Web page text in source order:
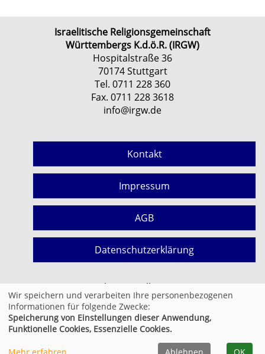
Israelitische Religionsgemeinschaft
Württembergs K.d.ö.R. (IRGW)
Hospitalstraße 36
70174 Stuttgart
Tel. 0711 228 360
Fax. 0711 228 3618
info@irgw.de
Kontakt
Impressum
AGB
Datenschutzerklärung
Cookie Einstellungen
© 2026 Kufer Software GmbH
Wir speichern und verarbeiten Ihre personenbezogenen
Informationen für folgende Zwecke:
Speicherung von Einstellungen dieser Anwendung,
Funktionelle Cookies, Essenzielle Cookies.